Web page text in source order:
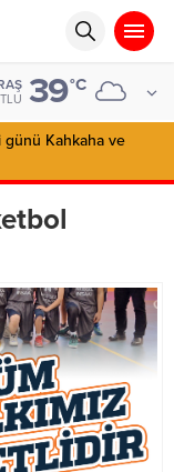
39°C
günü Kahkaha ve